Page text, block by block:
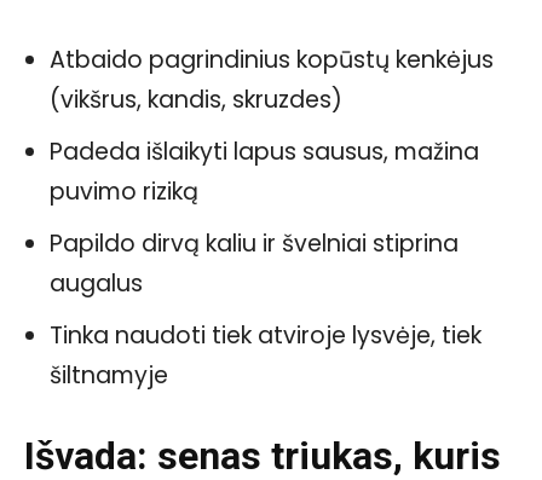
Atbaido pagrindinius kopūstų kenkėjus
(vikšrus, kandis, skruzdes)
Padeda išlaikyti lapus sausus, mažina
puvimo riziką
Papildo dirvą kaliu ir švelniai stiprina
augalus
Tinka naudoti tiek atviroje lysvėje, tiek
šiltnamyje
Išvada: senas triukas, kuris